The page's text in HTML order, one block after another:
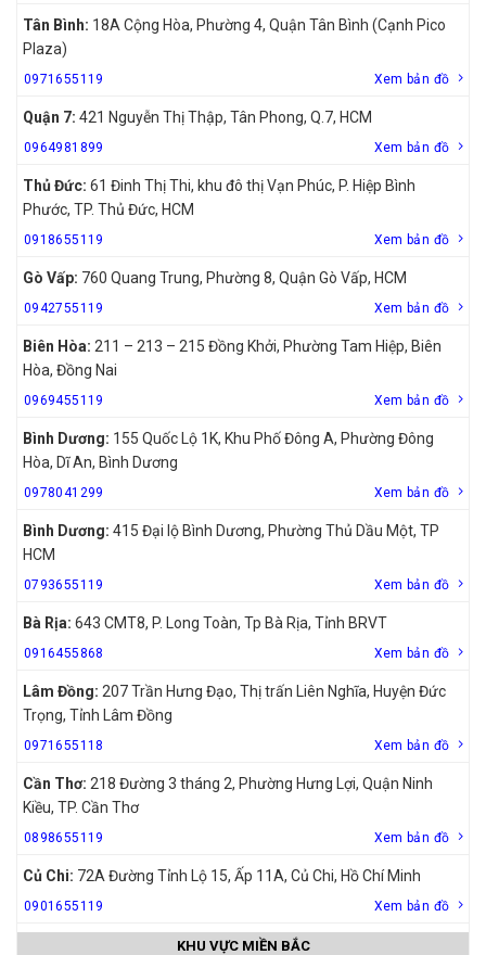
Tân Bình: 18A Cộng Hòa, Phường 4, Quận Tân Bình (Cạnh Pico
Plaza)
0971655119 Xem bản đồ
Quận 7: 421 Nguyễn Thị Thập, Tân Phong, Q.7, HCM
0964981899 Xem bản đồ
Thủ Đức: 61 Đinh Thị Thi, khu đô thị Vạn Phúc, P. Hiệp Bình
Phước, TP. Thủ Đức, HCM
0918655119 Xem bản đồ
Gò Vấp: 760 Quang Trung, Phường 8, Quận Gò Vấp, HCM
0942755119 Xem bản đồ
Biên Hòa: 211 – 213 – 215 Đồng Khởi, Phường Tam Hiệp, Biên
Hòa, Đồng Nai
0969455119 Xem bản đồ
Bình Dương: 155 Quốc Lộ 1K, Khu Phố Đông A, Phường Đông
Hòa, Dĩ An, Bình Dương
0978041299 Xem bản đồ
Bình Dương: 415 Đại lộ Bình Dương, Phường Thủ Dầu Một, TP
HCM
0793655119 Xem bản đồ
Bà Rịa: 643 CMT8, P. Long Toàn, Tp Bà Rịa, Tỉnh BRVT
0916455868 Xem bản đồ
Lâm Đồng: 207 Trần Hưng Đạo, Thị trấn Liên Nghĩa, Huyện Đức
Trọng, Tỉnh Lâm Đồng
0971655118 Xem bản đồ
Cần Thơ: 218 Đường 3 tháng 2, Phường Hưng Lợi, Quận Ninh
Kiều, TP. Cần Thơ
0898655119 Xem bản đồ
Củ Chi: 72A Đường Tỉnh Lộ 15, Ấp 11A, Củ Chi, Hồ Chí Minh
0901655119 Xem bản đồ
KHU VỰC MIỀN BẮC